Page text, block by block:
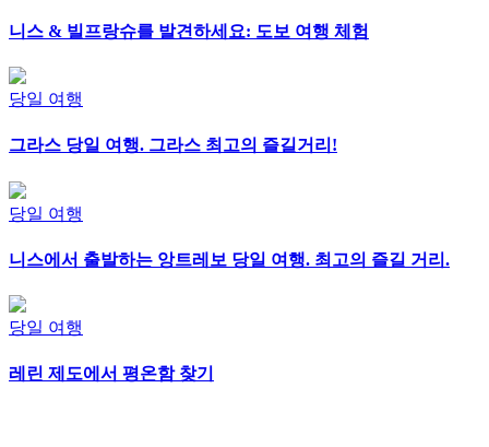
니스 & 빌프랑슈를 발견하세요: 도보 여행 체험
당일 여행
그라스 당일 여행. 그라스 최고의 즐길거리!
당일 여행
니스에서 출발하는 앙트레보 당일 여행. 최고의 즐길 거리.
당일 여행
레린 제도에서 평온함 찾기